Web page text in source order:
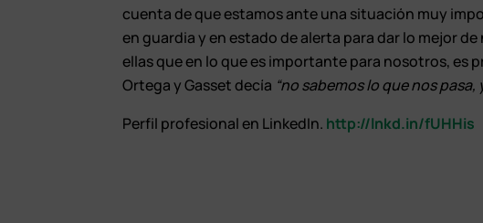
cuenta de que estamos ante una situación muy
en guardia y en estado de alerta para dar lo mejor
ellas que en lo que es importante para nosotros, es
Ortega y Gasset decía “no sabemos lo que nos
Perfil profesional en LinkedIn. http://lnkd.in/fUHHis